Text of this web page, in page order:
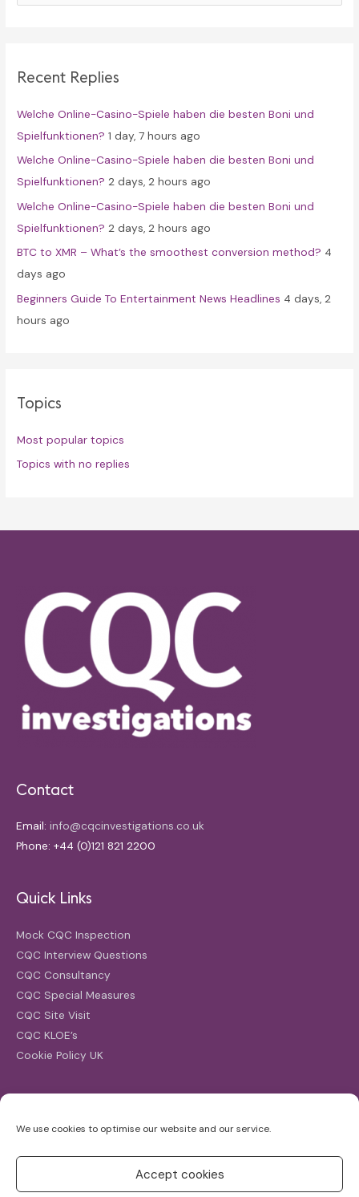
We use cookies to optimise our website and our service.
Accept cookies
h
o
r
:
Recent Replies
Welche Online-Casino-Spiele haben die besten Boni und
Spielfunktionen? 1 day, 7 hours ago
Welche Online-Casino-Spiele haben die besten Boni und
Spielfunktionen? 2 days, 2 hours ago
Welche Online-Casino-Spiele haben die besten Boni und
Spielfunktionen? 2 days, 2 hours ago
BTC to XMR – What’s the smoothest conversion method? 4
days ago
Beginners Guide To Entertainment News Headlines 4 days, 2
hours ago
Topics
Most popular topics
Topics with no replies
Contact
Email: info@cqcinvestigations.co.uk
Phone: +44 (0)121 821 2200
Quick Links
Mock CQC Inspection
CQC Interview Questions
CQC Consultancy
CQC Special Measures
CQC Site Visit
CQC KLOE’s
Cookie Policy UK
for: